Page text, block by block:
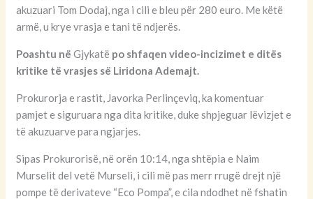
akuzuari Tom Dodaj, nga i cili e bleu për 280 euro. Me këtë
armë, u krye vrasja e tani të ndjerës.
Poashtu në Gjykatë po shfaqen video-incizimet e ditës
kritike të vrasjes së Liridona Ademajt.
Prokurorja e rastit, Javorka Perlinçeviq, ka komentuar
pamjet e siguruara nga dita kritike, duke shpjeguar lëvizjet e
të akuzuarve para ngjarjes.
Sipas Prokurorisë, në orën 10:14, nga shtëpia e Naim
Murselit del vetë Murseli, i cili më pas merr rrugë drejt një
pompe të derivateve “Eco Pompa”, e cila ndodhet në fshatin